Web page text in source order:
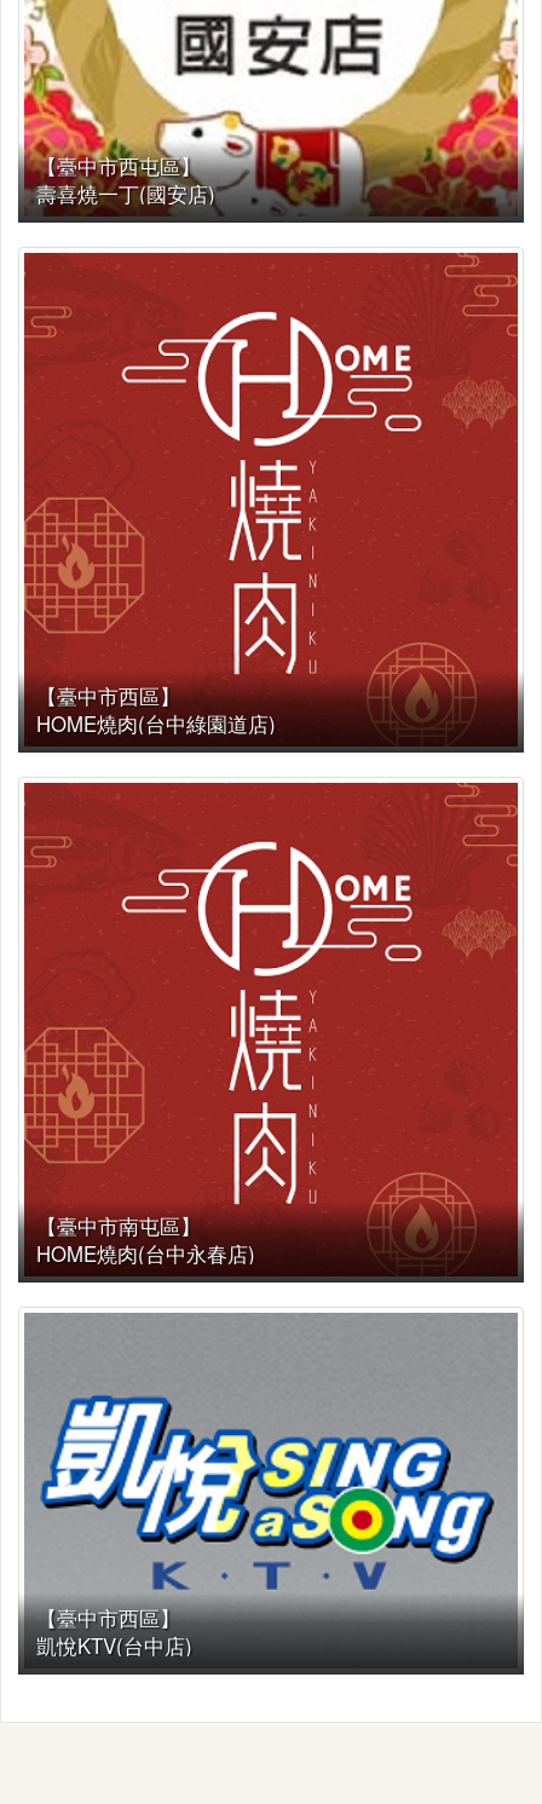
【臺中市西屯區】
壽喜燒一丁(國安店)
【臺中市西區】
HOME燒肉(台中綠園道店)
【臺中市南屯區】
HOME燒肉(台中永春店)
【臺中市西區】
凱悅KTV(台中店)